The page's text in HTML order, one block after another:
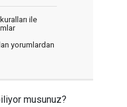
ile
yorumlardan
musunuz?